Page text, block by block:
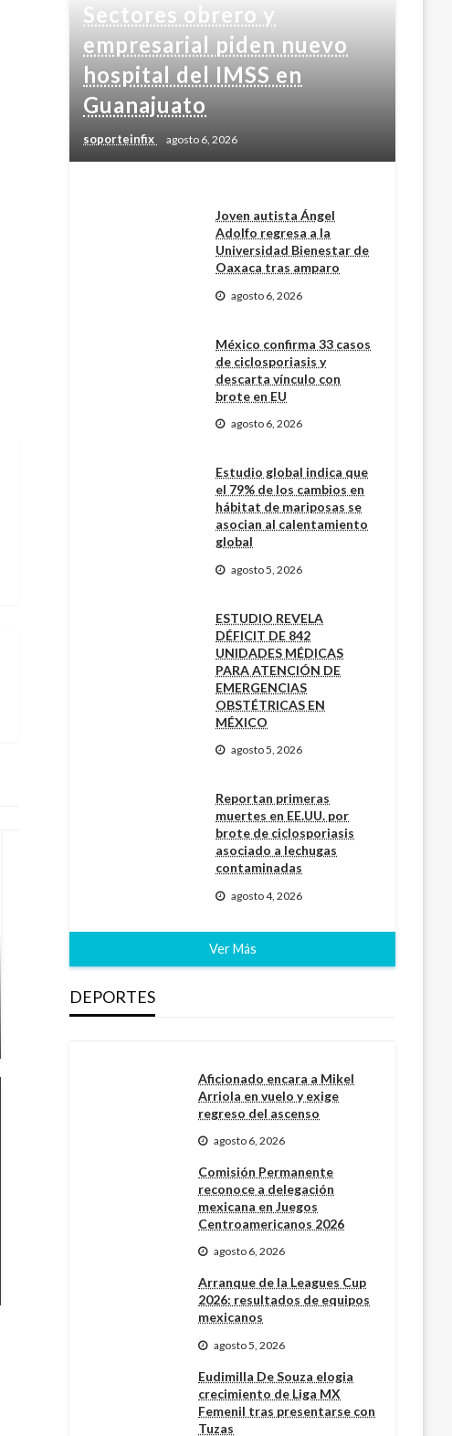
Sectores obrero y
empresarial piden nuevo
hospital del IMSS en
Guanajuato
soporteinfix agosto 6, 2026
Joven autista Ángel
Adolfo regresa a la
Universidad Bienestar de
Oaxaca tras amparo
agosto 6, 2026
México confirma 33 casos
de ciclosporiasis y
descarta vínculo con
brote en EU
agosto 6, 2026
Estudio global indica que
el 79% de los cambios en
hábitat de mariposas se
asocian al calentamiento
global
agosto 5, 2026
ESTUDIO REVELA
DÉFICIT DE 842
UNIDADES MÉDICAS
PARA ATENCIÓN DE
EMERGENCIAS
OBSTÉTRICAS EN
MÉXICO
agosto 5, 2026
Reportan primeras
muertes en EE.UU. por
brote de ciclosporiasis
asociado a lechugas
contaminadas
agosto 4, 2026
Ver Más
DEPORTES
Aficionado encara a Mikel
Arriola en vuelo y exige
regreso del ascenso
agosto 6, 2026
Comisión Permanente
reconoce a delegación
mexicana en Juegos
Centroamericanos 2026
agosto 6, 2026
Arranque de la Leagues Cup
2026: resultados de equipos
mexicanos
agosto 5, 2026
Eudimilla De Souza elogia
crecimiento de Liga MX
Femenil tras presentarse con
Tuzas